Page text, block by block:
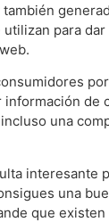
para
de
una
interesante
una
que